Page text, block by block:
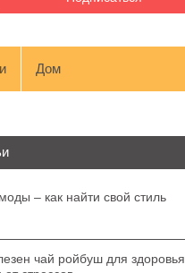
Дом
– как найти свой стиль
чай ройбуш для здоровья